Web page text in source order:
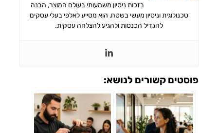
בזכות ניסיון משמעותי בעולם המוצר, הבנה
טכנולוגית וניסיון מעשי בשטח, הוא מסייע לאלפי בעלי עסקים
להגדיל הכנסות ולהגיע להצלחה עסקית.
פוסטים קשורים לנושא: